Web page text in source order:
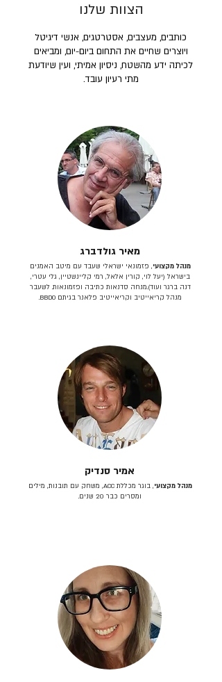
הצוות שלנו
כותבים, מעצבים, אסטרטגים, אנשי דיגיטל
ויוצרים שחיים את התחום ביום-יום, ומביאים
לכיתה ידע מהשטח, ניסיון אמיתי, ועין שיודעת
מתי רעיון עובד.
מאיר גולדברג
מנהל מקצועי, פזמונאי ישראלי שעבד עם מיטב האמנים
בישראל (יעל לוי, קורין אלאל, רמי קליינשטיין, גלי עטרי,
דנה ברגר ועוד).מנחה סדנאות כתיבה ופזמונאות. לשעבר
מנהל קריאייטיב וקריאייטיב פלאנר בגיתם BBDO.
אמיר סנדיק
מנהל מקצועי
, בוגר מכללת ACC, משחק עם תובנות, מילים
ומסרים כבר 20 שנים.